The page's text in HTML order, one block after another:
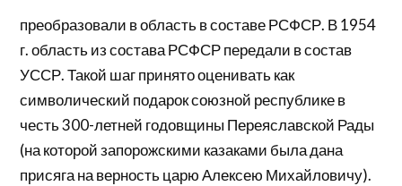
преобразовали в область в составе РСФСР. В 1954
г. область из состава РСФСР передали в состав
УССР. Такой шаг принято оценивать как
символический подарок союзной республике в
честь 300-летней годовщины Переяславской Рады
(на которой запорожскими казаками была дана
присяга на верность царю Алексею Михайловичу).